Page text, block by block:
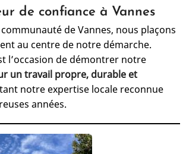
de confiance à Vannes
de Vannes, nous plaçons
au centre de notre démarche.
l’occasion de démontrer notre
un travail propre, durable et
notre expertise locale reconnue
années.